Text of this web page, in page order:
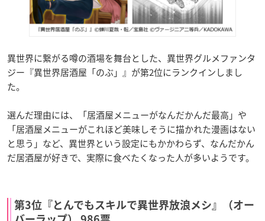
異世界に繋がる噂の酒場を舞台とした、異世界グルメファンタ
ジー『異世界居酒屋「のぶ」』が第2位にランクインしまし
た。
選んだ理由には、「居酒屋メニューがなんだかんだ最高」や
「居酒屋メニューがこれほど美味しそうに描かれた漫画はない
と思う」など、異世界という設定にもかかわらず、なんだかん
だ居酒屋が好きで、実際に食べたくなった人が多いようです。
第3位『とんでもスキルで異世界放浪メシ』（オー